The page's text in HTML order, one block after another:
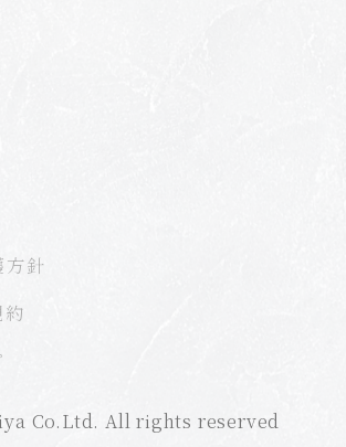
方針
Co.Ltd. All rights reserved